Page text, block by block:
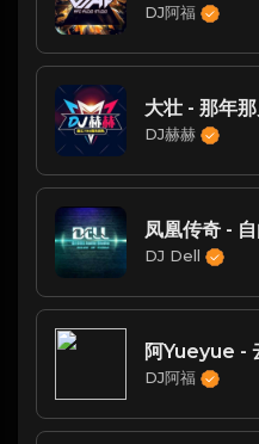
DJ阿福
DJ赫赫
DJ Dell
阿Yueyue -
DJ阿福